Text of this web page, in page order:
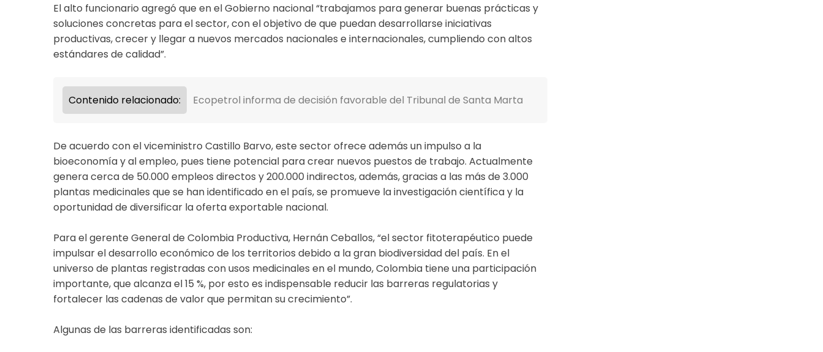
El alto funcionario agregó que en el Gobierno nacional “trabajamos para generar buenas prácticas y
soluciones concretas para el sector, con el objetivo de que puedan desarrollarse iniciativas
productivas, crecer y llegar a nuevos mercados nacionales e internacionales, cumpliendo con altos
estándares de calidad”.
Contenido relacionado: Ecopetrol informa de decisión favorable del Tribunal de Santa Marta
De acuerdo con el viceministro Castillo Barvo, este sector ofrece además un impulso a la
bioeconomía y al empleo, pues tiene potencial para crear nuevos puestos de trabajo. Actualmente
genera cerca de 50.000 empleos directos y 200.000 indirectos, además, gracias a las más de 3.000
plantas medicinales que se han identificado en el país, se promueve la investigación científica y la
oportunidad de diversificar la oferta exportable nacional.
Para el gerente General de Colombia Productiva, Hernán Ceballos, “el sector fitoterapéutico puede
impulsar el desarrollo económico de los territorios debido a la gran biodiversidad del país. En el
universo de plantas registradas con usos medicinales en el mundo, Colombia tiene una participación
importante, que alcanza el 15 %, por esto es indispensable reducir las barreras regulatorias y
fortalecer las cadenas de valor que permitan su crecimiento”.
Algunas de las barreras identificadas son: